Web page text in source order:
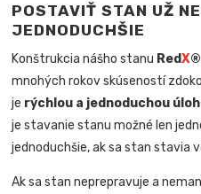
POSTAVIŤ STAN UŽ
JEDNODUCHŠIE
Konštrukcia nášho stanu RedX®
mnohých rokov skúseností
je rýchlou a jednoduchou
je stavanie stanu možné len
jednoduchšie, ak sa stan stavia
Ak sa stan neprepravuje a